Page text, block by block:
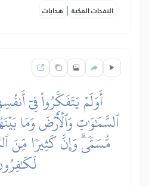
النفحات المكية | هدايات
أَوَلَمۡ يَتَفَكَّرُواْ فِيٓ
ٱلسَّمَٰوَٰتِ وَٱلۡأَرۡضَ وَمَا
مُّسَمّٗىۗ وَإِنَّ كَثِيرٗا مِّنَ